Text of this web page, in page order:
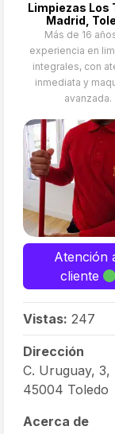
Limpiezas Los
Madrid,
Más de 16
experiencia en
integrales, con
inmediata y
avanzada.
Atención
cliente
Vistas: 247
Dirección
C. Uruguay, 3,
45004 Toledo
Acerca de